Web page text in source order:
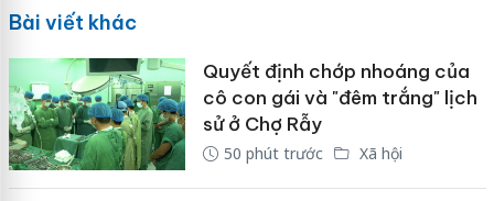
Bài viết khác
Quyết định chớp nhoáng của
cô con gái và "đêm trắng" lịch
sử ở Chợ Rẫy
50 phút trước Xã hội